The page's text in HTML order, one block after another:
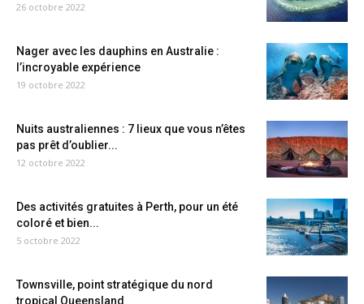
26 octobre 2022
Nager avec les dauphins en Australie :
l’incroyable expérience
19 octobre 2022
Nuits australiennes : 7 lieux que vous n’êtes
pas prêt d’oublier...
12 octobre 2022
Des activités gratuites à Perth, pour un été
coloré et bien...
5 octobre 2022
Townsville, point stratégique du nord
tropical Queensland